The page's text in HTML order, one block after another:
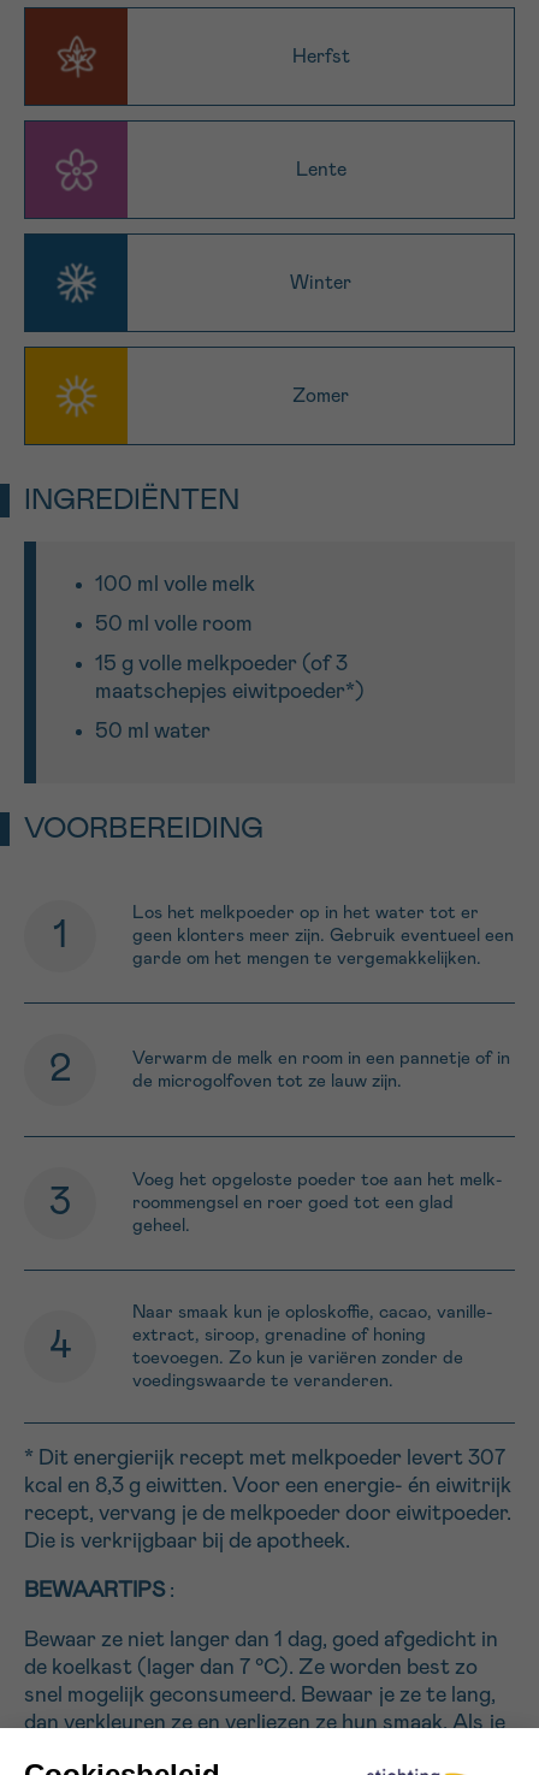
Herfst
Lente
Winter
Zomer
INGREDIËNTEN
100 ml volle melk
50 ml volle room
15 g volle melkpoeder (of 3
maatschepjes eiwitpoeder*)
50 ml water
VOORBEREIDING
Los het melkpoeder op in het water tot er
geen klonters meer zijn. Gebruik eventueel een
garde om het mengen te vergemakkelijken.
Verwarm de melk en room in een pannetje of in
de microgolfoven tot ze lauw zijn.
Voeg het opgeloste poeder toe aan het melk-
roommengsel en roer goed tot een glad
geheel.
Naar smaak kun je oploskoffie, cacao, vanille-
extract, siroop, grenadine of honing
toevoegen. Zo kun je variëren zonder de
voedingswaarde te veranderen.
* Dit energierijk recept met melkpoeder levert 307
kcal en 8,3 g eiwitten. Voor een energie- én eiwitrijk
recept, vervang je de melkpoeder door eiwitpoeder.
Die is verkrijgbaar bij de apotheek.
BEWAARTIPS:
Bewaar ze niet langer dan 1 dag, goed afgedicht in
de koelkast (lager dan 7 °C). Ze worden best zo
snel mogelijk geconsumeerd. Bewaar je ze te lang,
dan verkleuren ze en verliezen ze hun smaak. Als je
Sturen